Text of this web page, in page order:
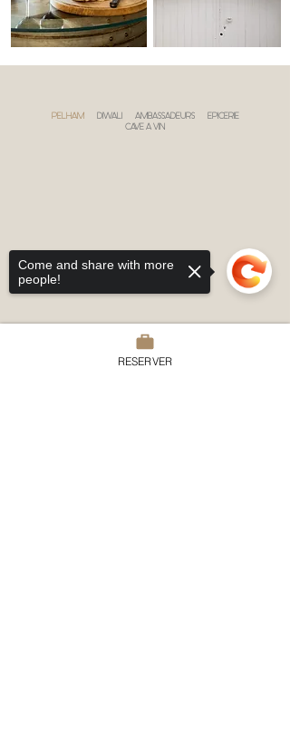
PELHAM DIWALI AMBASSADEURS
EPICERIE
CAVE A VIN
RESERVER
Come and share with more
people!